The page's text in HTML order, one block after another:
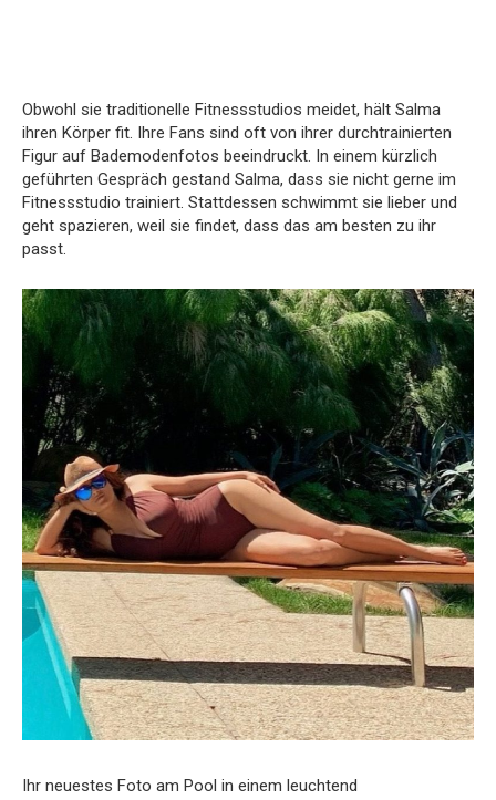
Obwohl sie traditionelle Fitnessstudios meidet, hält Salma
ihren Körper fit. Ihre Fans sind oft von ihrer durchtrainierten
Figur auf Bademodenfotos beeindruckt. In einem kürzlich
geführten Gespräch gestand Salma, dass sie nicht gerne im
Fitnessstudio trainiert. Stattdessen schwimmt sie lieber und
geht spazieren, weil sie findet, dass das am besten zu ihr
passt.
Ihr neuestes Foto am Pool in einem leuchtend